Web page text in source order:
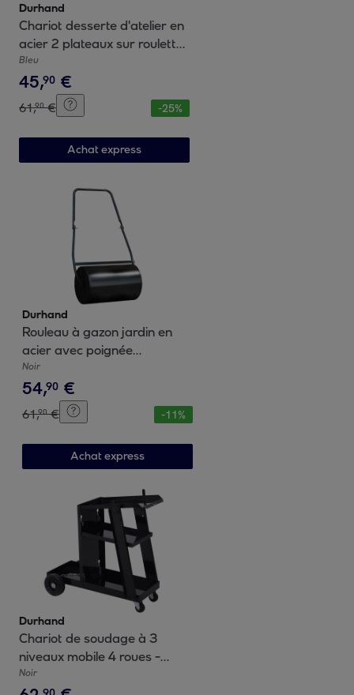
Durhand
Chariot desserte d'atelier en
acier 2 plateaux sur roulettes
avec poignée - charge max.
150 kg - 84,5 x 38 x 84 cm
Bleu
45,90 €
61,90 € -25%
Achat express
Durhand
Rouleau à gazon jardin en
acier avec poignée
60x32x105cm lestage max.
38L noir
Noir
54,90 €
61,90 € -11%
Achat express
Durhand
Chariot de soudage à 3
niveaux mobile 4 roues -
poste à souder - support
Noir